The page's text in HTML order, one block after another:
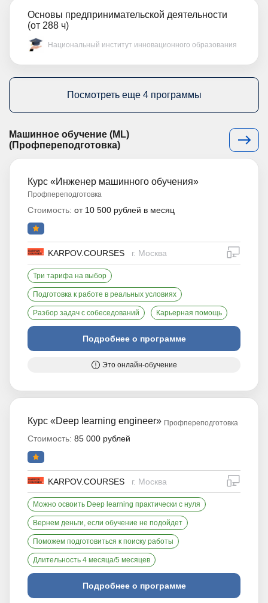
Основы предпринимательской деятельности
(от 288 ч)
Национальный институт инновационного образования
Посмотреть еще 4 программы
Машинное обучение (ML)
(Профпереподготовка)
Курс «Инженер машинного обучения»
Профпереподготовка
Стоимость: от 10 500 рублей в месяц
KARPOV.COURSES г. Москва
Три тарифа на выбор
Подготовка к работе в реальных условиях
Разбор задач с собеседований Карьерная помощь
Подробнее о программе
Это онлайн-обучение
Курс «Deep learning engineer» Профпереподготовка
Стоимость: 85 000 рублей
KARPOV.COURSES г. Москва
Можно освоить Deep learning практически с нуля
Вернем деньги, если обучение не подойдет
Поможем подготовиться к поиску работы
Длительность 4 месяца/5 месяцев
Подробнее о программе